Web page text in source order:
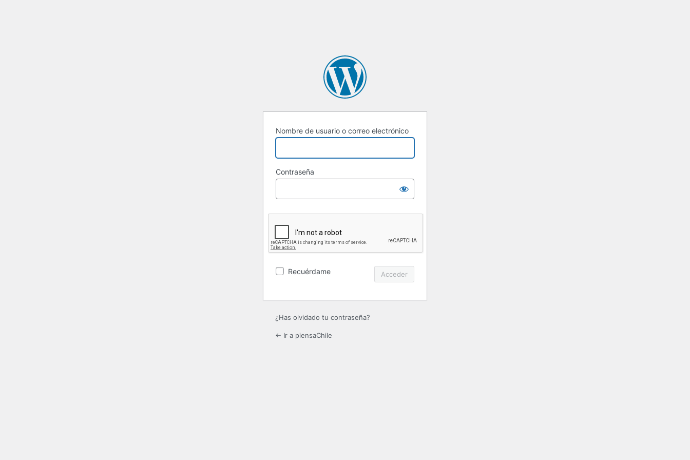
Nombre de usuario o correo electrónico
Contraseña
Recuérdame
¿Has olvidado tu contraseña?
← Ir a piensaChile